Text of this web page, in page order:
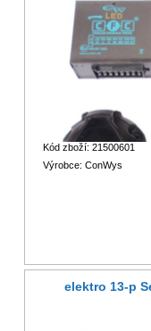
Kód zboží: 21500601
Výrobce: ConWys
elektro 13-p